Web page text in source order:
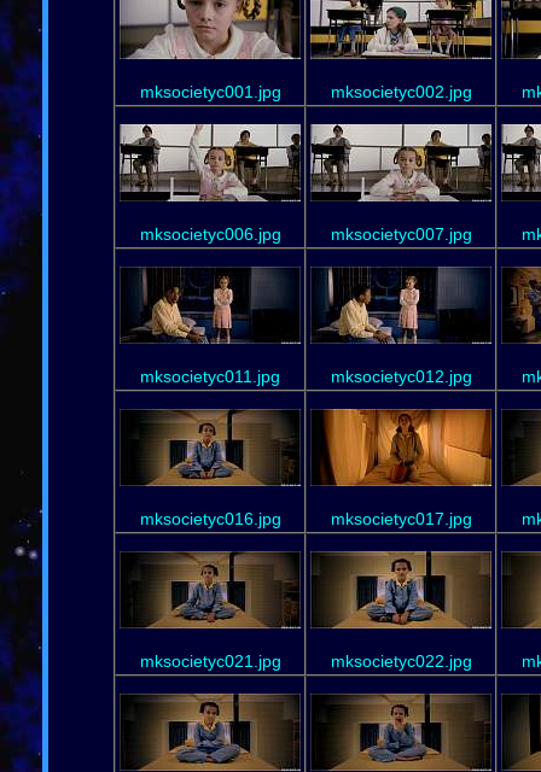
mksocietyc001.jpg mksocietyc002.jpg
mksocietyc006.jpg mksocietyc007.jpg
mksocietyc011.jpg mksocietyc012.jpg
mksocietyc016.jpg mksocietyc017.jpg
mksocietyc021.jpg mksocietyc022.jpg